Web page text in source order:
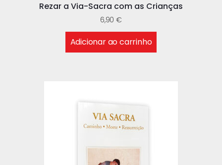
Rezar a Via-Sacra com as Crianças
6,90€
Adicionar ao carrinho